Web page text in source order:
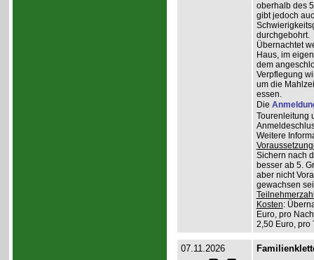
oberhalb des
gibt jedoch
durchgebohrt.
Übernachtet
Haus, im
dem
Verpflegung
um die
essen.
Die
Tourenleitung
Weitere
Sichern nach
besser ab 5.
aber nicht
gewachsen
Kosten:
Euro, pro
2,50 Euro, pro
07.11.2026